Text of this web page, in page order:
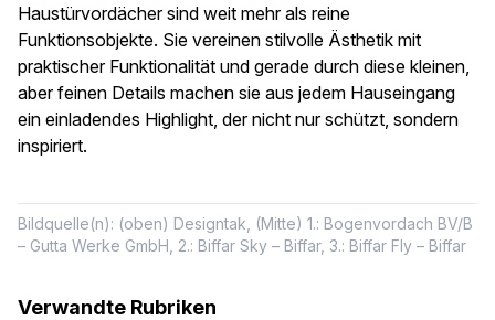
Haustürvordächer sind weit mehr als reine
Funktionsobjekte. Sie vereinen stilvolle Ästhetik mit
praktischer Funktionalität und gerade durch diese kleinen,
aber feinen Details machen sie aus jedem Hauseingang
ein einladendes Highlight, der nicht nur schützt, sondern
inspiriert.
Bildquelle(n): (oben) Designtak, (Mitte) 1.: Bogenvordach BV/B
– Gutta Werke GmbH, 2.: Biffar Sky – Biffar, 3.: Biffar Fly – Biffar
Verwandte Rubriken